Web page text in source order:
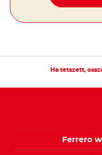
Ha tetszett,
Ferrero